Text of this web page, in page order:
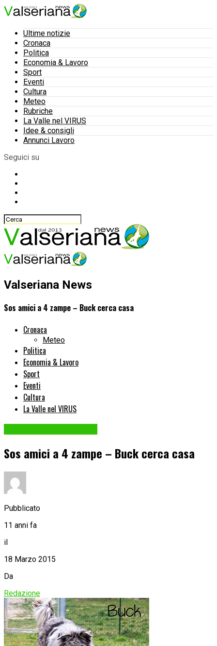
Ultime notizie
Cronaca
Politica
Economia & Lavoro
Sport
Eventi
Cultura
Meteo
Rubriche
La Valle nel VIRUS
Idee & consigli
Annunci Lavoro
Seguici su
Valseriana News
Sos amici a 4 zampe – Buck cerca casa
Cronaca
Meteo
Politica
Economia & Lavoro
Sport
Eventi
Cultura
La Valle nel VIRUS
Sos amici a 4 zampe – Buck cerca casa
Pubblicato
11 anni fa
il
18 Marzo 2015
Da
Redazione